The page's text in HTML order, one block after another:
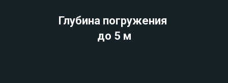
Глубина погружения
до 5 м